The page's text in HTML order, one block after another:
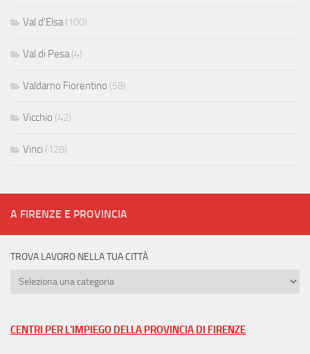
Val d'Elsa(100)
Val di Pesa(4)
Valdarno Fiorentino (58)
Vicchio (42)
Vinci (128)
A FIRENZE E PROVINCIA
TROVA LAVORO NELLA TUA CITTÀ
Trova
tua
CENTRI PER L'IMPIEGO DELLA PROVINCIA DI FIRENZE